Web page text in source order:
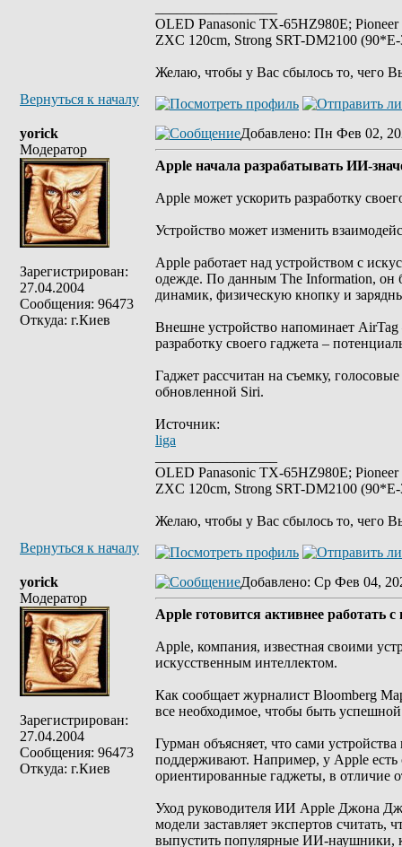
OLED Panasonic TX-65HZ980E;
ZXC 120cm, Strong SRT-DM2100
Желаю, чтобы у Вас сбылось то, чего
Вернуться к началу
yorick
Модератор
Зарегистрирован:
27.04.2004
Сообщения: 96473
Откуда: г.Киев
Добавлено: Пн Фев 02,
Apple начала разрабатывать ИИ-
Apple может ускорить разработку
Устройство может изменить
Apple работает над устройством с
одежде. По данным The Information, он
динамик, физическую кнопку и
Внешне устройство напоминает
разработку своего гаджета –
Гаджет рассчитан на съемку,
обновленной Siri.
Источник:
liga
OLED Panasonic TX-65HZ980E;
ZXC 120cm, Strong SRT-DM2100
Желаю, чтобы у Вас сбылось то, чего
Вернуться к началу
yorick
Модератор
Зарегистрирован:
27.04.2004
Сообщения: 96473
Откуда: г.Киев
Добавлено: Ср Фев 04,
Apple готовится активнее работать
Apple, компания, известная своими
искусственным интеллектом.
Как сообщает журналист Bloomberg
все необходимое, чтобы быть
Гурман объясняет, что сами
поддерживают. Например, у Apple
ориентированные гаджеты, в отличие
Уход руководителя ИИ Apple Джона
модели заставляет экспертов
выпустить популярные ИИ-наушники,